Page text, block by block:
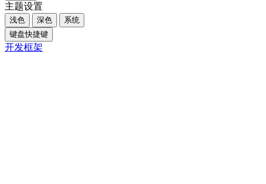
主题设置
浅色 深色
系统
键盘快捷键
开发框架